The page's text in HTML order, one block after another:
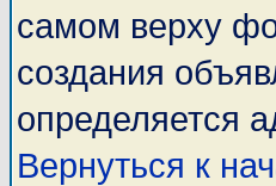
самом верху
создания
определяется
Вернуться к